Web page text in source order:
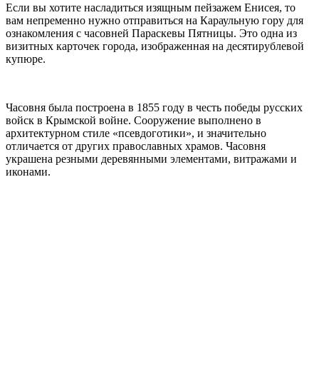
Если вы хотите насладиться изящным пейзажем Енисея, то
вам непременно нужно отправиться на Караульную гору для
ознакомления с часовней Параскевы Пятницы. Это одна из
визитных карточек города, изображенная на десятирублевой
купюре.
Часовня была построена в 1855 году в честь победы русских
войск в Крымской войне. Сооружение выполнено в
архитектурном стиле «псевдоготики», и значительно
отличается от других православных храмов. Часовня
украшена резными деревянными элементами, витражами и
иконами.